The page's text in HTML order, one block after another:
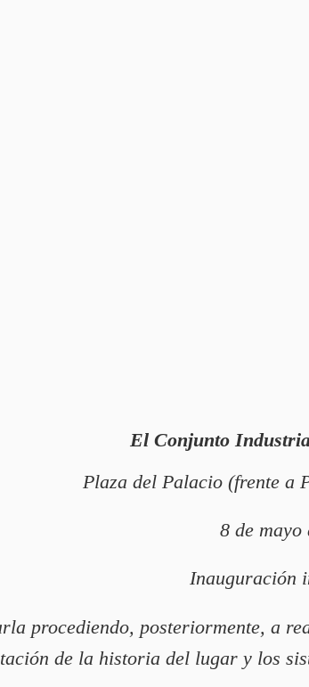
El Conjunto
Plaza del Palacio (frente a
8 de mayo
Inauguración
procediendo, posteriormente, a
de la historia del lugar y los